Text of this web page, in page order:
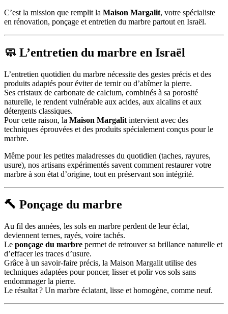
C’est la mission que remplit la Maison Margalit, votre spécialiste
en rénovation, ponçage et entretien du marbre partout en Israël.
🧼 L’entretien du marbre en Israël
L’entretien quotidien du marbre nécessite des gestes précis et des
produits adaptés pour éviter de ternir ou d’abîmer la pierre.
Ses cristaux de carbonate de calcium, combinés à sa porosité
naturelle, le rendent vulnérable aux acides, aux alcalins et aux
détergents classiques.
Pour cette raison, la Maison Margalit intervient avec des
techniques éprouvées et des produits spécialement conçus pour le
marbre.
Même pour les petites maladresses du quotidien (taches, rayures,
usure), nos artisans expérimentés savent comment restaurer votre
marbre à son état d’origine, tout en préservant son intégrité.
🔨 Ponçage du marbre
Au fil des années, les sols en marbre perdent de leur éclat,
deviennent ternes, rayés, voire tachés.
Le ponçage du marbre permet de retrouver sa brillance naturelle et
d’effacer les traces d’usure.
Grâce à un savoir-faire précis, la Maison Margalit utilise des
techniques adaptées pour poncer, lisser et polir vos sols sans
endommager la pierre.
Le résultat ? Un marbre éclatant, lisse et homogène, comme neuf.